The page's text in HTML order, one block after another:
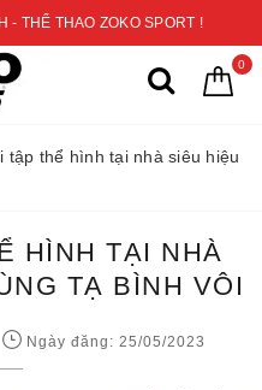
- THỂ THAO ZOKO SPORT !
0
tập thể hình tại nhà siêu hiệu
HÌNH TẠI NHÀ
TẠ BÌNH VÔI
Ngày đăng: 25/05/2023